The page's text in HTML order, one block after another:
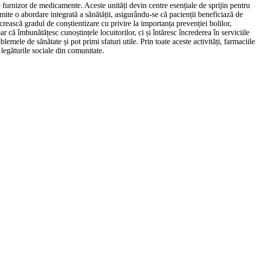
de medicamente. Aceste unități devin centre esențiale de sprijin pentru
o abordare integrată a sănătății, asigurându-se că pacienții beneficiază de
gradul de conștientizare cu privire la importanța prevenției bolilor,
că îmbunătățesc cunoștințele locuitorilor, ci și întăresc încrederea în serviciile
de sănătate și pot primi sfaturi utile. Prin toate aceste activități, farmaciile
sociale din comunitate.